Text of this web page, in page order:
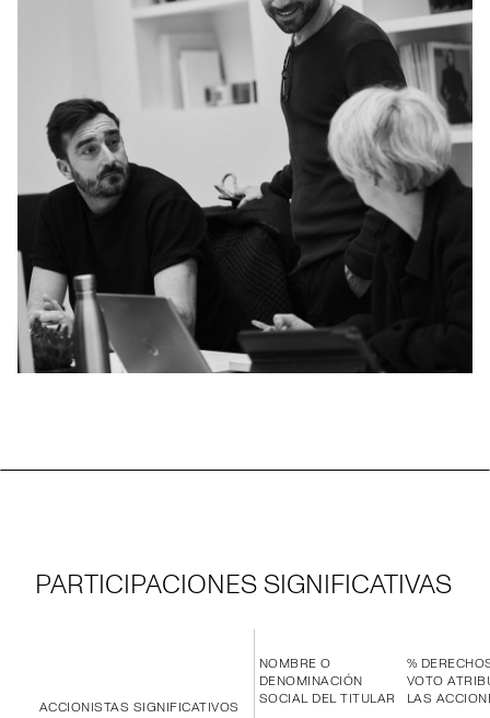
PARTICIPACIONES SIGNIFICATIVAS
ACCIONISTAS SIGNIFICATIVOS
NOMBRE O
DENOMINACIÓN
SOCIAL DEL TITULAR
%
VOTO
LAS